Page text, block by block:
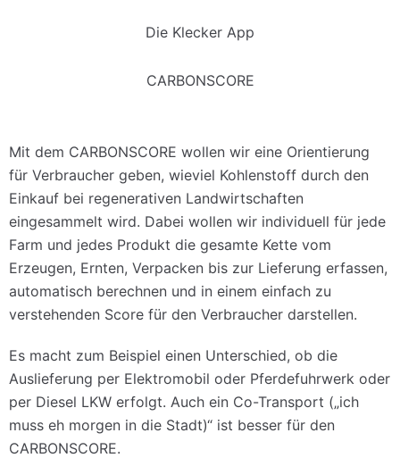
Die Klecker App
CARBONSCORE
Mit dem CARBONSCORE wollen wir eine Orientierung
für Verbraucher geben, wieviel Kohlenstoff durch den
Einkauf bei regenerativen Landwirtschaften
eingesammelt wird. Dabei wollen wir individuell für jede
Farm und jedes Produkt die gesamte Kette vom
Erzeugen, Ernten, Verpacken bis zur Lieferung erfassen,
automatisch berechnen und in einem einfach zu
verstehenden Score für den Verbraucher darstellen.
Es macht zum Beispiel einen Unterschied, ob die
Auslieferung per Elektromobil oder Pferdefuhrwerk oder
per Diesel LKW erfolgt. Auch ein Co-Transport („ich
muss eh morgen in die Stadt)“ ist besser für den
CARBONSCORE.